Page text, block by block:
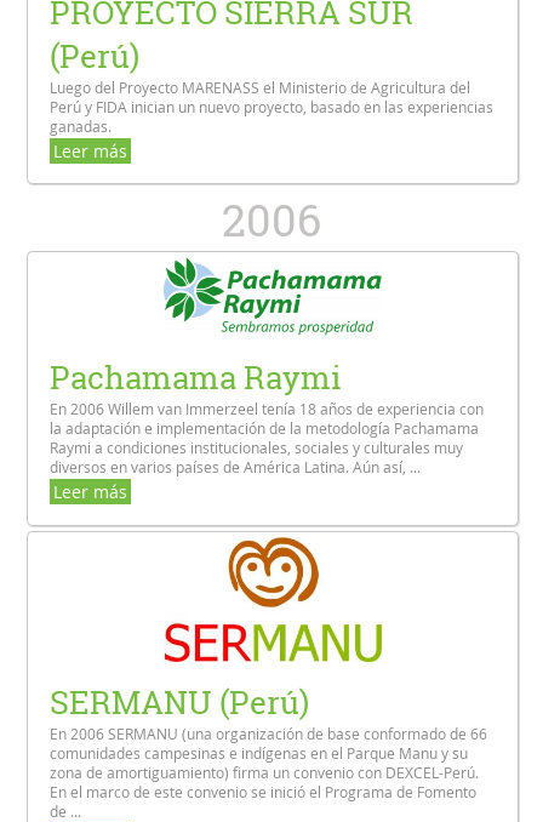
PROYECTO SIERRA SUR
(Perú)
Luego del Proyecto MARENASS el Ministerio de Agricultura del
Perú y FIDA inician un nuevo proyecto, basado en las experiencias
ganadas.
Leer más
2006
Pachamama Raymi
En 2006 Willem van Immerzeel tenía 18 años de experiencia con
la adaptación e implementación de la metodología Pachamama
Raymi a condiciones institucionales, sociales y culturales muy
diversos en varios países de América Latina. Aún así, ...
Leer más
SERMANU (Perú)
En 2006 SERMANU (una organización de base conformado de 66
comunidades campesinas e indígenas en el Parque Manu y su
zona de amortiguamiento) firma un convenio con DEXCEL-Perú.
En el marco de este convenio se inició el Programa de Fomento
de ...